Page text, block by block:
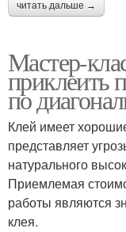
читать дальше →
Мастер-
приклеить
по
Клей имеет
представляет
натурального
Приемлемая
работы являются
клея.